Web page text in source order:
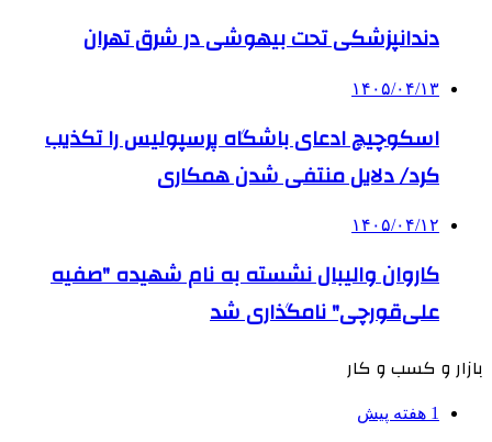
دندانپزشکی تحت بیهوشی در شرق تهران
۱۴۰۵/۰۴/۱۳
اسکوچیچ ادعای باشگاه پرسپولیس را تکذیب
کرد/ دلایل منتفی شدن همکاری
۱۴۰۵/۰۴/۱۲
کاروان والیبال نشسته به نام شهیده "صفیه
علی‌قورچی" نامگذاری شد
بازار و کسب و کار
1 هفته پیش